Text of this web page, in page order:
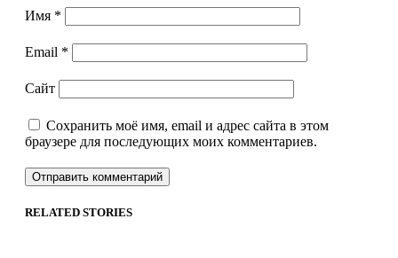
Имя *
Email *
Сайт
Сохранить моё имя, email и адрес сайта в этом
браузере для последующих моих комментариев.
RELATED STORIES